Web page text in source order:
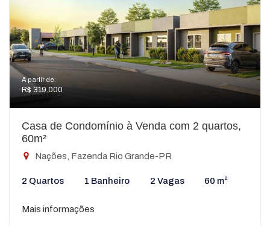
A partir de:
R$ 319.000
Casa de Condomínio à Venda com 2 quartos,
60m²
Nações, Fazenda Rio Grande-PR
2 Quartos 1 Banheiro 2 Vagas 60 m²
Mais informações